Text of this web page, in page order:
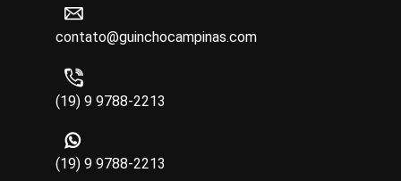
contato@guinchocampinas.com
(19) 9 9788-2213
(19) 9 9788-2213